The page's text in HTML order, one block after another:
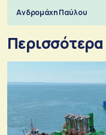
Ανδρομάχη Παύλου